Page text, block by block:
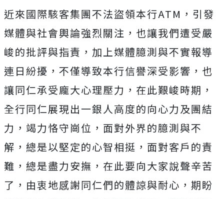
近來國際駭客集團不法盜領本行ATM，引發
媒體與社會輿論強烈關注，也讓我們遭受嚴
峻的批評與指責，加上媒體臆測與不實報導
連日紛擾，不僅導致本行信譽深受影響，也
讓同仁承受龐大心理壓力，在此艱峻時期，
全行同仁展現出一銀人高度的向心力及團結
力，竭力恪守崗位，面對外界的臆測與不
解，總是以堅定的心智相挺，面對客戶的責
難，總是盡力安撫，在此要向大家說聲辛苦
了，由衷地感謝同仁們的體諒與耐心，期盼